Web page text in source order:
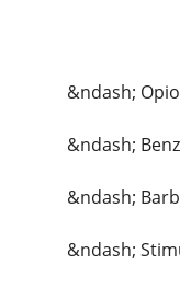
&ndash;
&ndash;
&ndash;
&ndash;